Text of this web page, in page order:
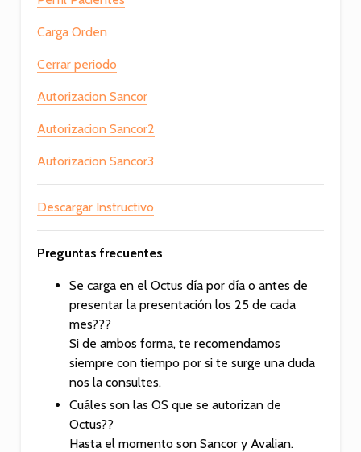
Carga Orden
Cerrar periodo
Autorizacion Sancor
Autorizacion Sancor2
Autorizacion Sancor3
Descargar Instructivo
Preguntas frecuentes
Se carga en el Octus día por día o antes de
presentar la presentación los 25 de cada
mes???
Si de ambos forma, te recomendamos
siempre con tiempo por si te surge una duda
nos la consultes.
Cuáles son las OS que se autorizan de
Octus??
Hasta el momento son Sancor y Avalian.